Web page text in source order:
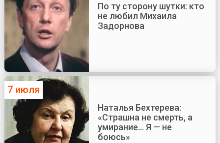
По ту сторону шутки: кто
не любил Михаила
Задорнова
7 июля
Наталья Бехтерева:
«Страшна не смерть, а
умирание... Я — не
боюсь»